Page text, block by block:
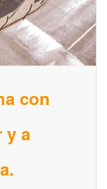
con
y a